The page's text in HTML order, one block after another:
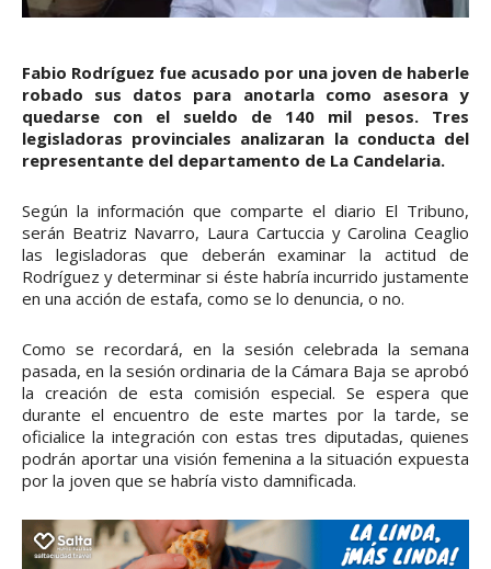
Fabio Rodríguez fue acusado por una joven de haberle
robado sus datos para anotarla como asesora y
quedarse con el sueldo de 140 mil pesos. Tres
legisladoras provinciales analizaran la conducta del
representante del departamento de La Candelaria.
Según la información que comparte el diario El Tribuno,
serán Beatriz Navarro, Laura Cartuccia y Carolina Ceaglio
las legisladoras que deberán examinar la actitud de
Rodríguez y determinar si éste habría incurrido justamente
en una acción de estafa, como se lo denuncia, o no.
Como se recordará, en la sesión celebrada la semana
pasada, en la sesión ordinaria de la Cámara Baja se aprobó
la creación de esta comisión especial. Se espera que
durante el encuentro de este martes por la tarde, se
oficialice la integración con estas tres diputadas, quienes
podrán aportar una visión femenina a la situación expuesta
por la joven que se habría visto damnificada.